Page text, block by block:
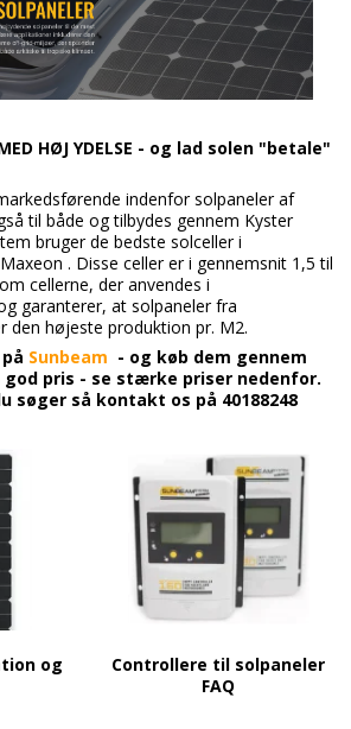
HØJ YDELSE - og lad solen "betale"
indenfor solpaneler af
til både og tilbydes gennem Kyster
bruger de bedste solceller i
. Disse celler er i gennemsnit 1,5 til
cellerne, der anvendes i
garanterer, at solpaneler fra
den højeste produktion pr. M2.
Sunbeam - og køb dem gennem
god pris - se stærke priser nedenfor.
søger så kontakt os på 40188248
og
Controllere til solpaneler
FAQ